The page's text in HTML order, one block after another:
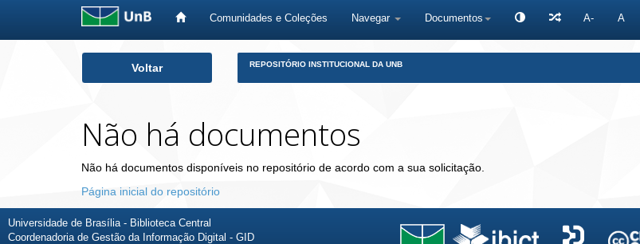
Comunidades e Coleções Navegar Documentos A- A
Voltar REPOSITÓRIO INSTITUCIONAL DA UNB
Não há documentos
Não há documentos disponíveis no repositório de acordo com a sua solicitação.
Página inicial do repositório
Universidade de Brasília - Biblioteca Central
Coordenadoria de Gestão da Informação Digital - GID